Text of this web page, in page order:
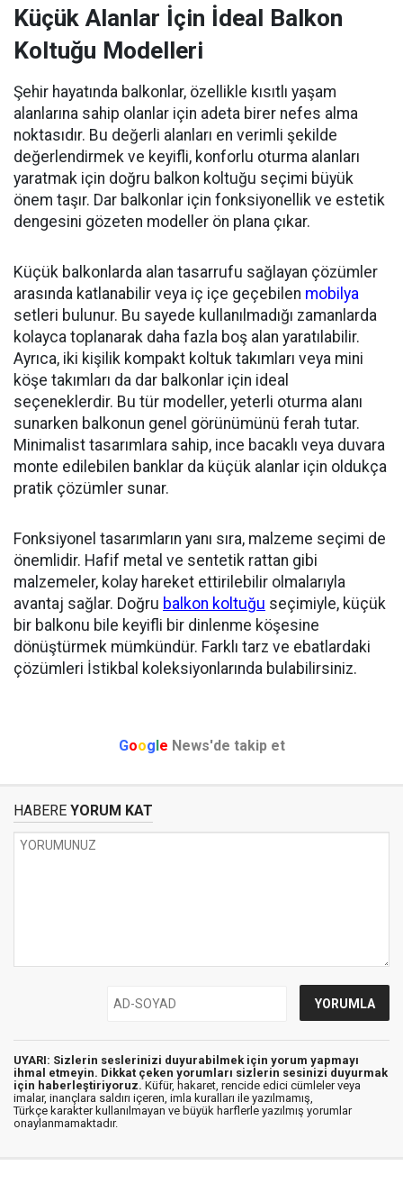
Küçük Alanlar İçin İdeal Balkon
Koltuğu Modelleri
Şehir hayatında balkonlar, özellikle kısıtlı yaşam
alanlarına sahip olanlar için adeta birer nefes alma
noktasıdır. Bu değerli alanları en verimli şekilde
değerlendirmek ve keyifli, konforlu oturma alanları
yaratmak için doğru balkon koltuğu seçimi büyük
önem taşır. Dar balkonlar için fonksiyonellik ve estetik
dengesini gözeten modeller ön plana çıkar.
Küçük balkonlarda alan tasarrufu sağlayan çözümler
arasında katlanabilir veya iç içe geçebilen mobilya
setleri bulunur. Bu sayede kullanılmadığı zamanlarda
kolayca toplanarak daha fazla boş alan yaratılabilir.
Ayrıca, iki kişilik kompakt koltuk takımları veya mini
köşe takımları da dar balkonlar için ideal
seçeneklerdir. Bu tür modeller, yeterli oturma alanı
sunarken balkonun genel görünümünü ferah tutar.
Minimalist tasarımlara sahip, ince bacaklı veya duvara
monte edilebilen banklar da küçük alanlar için oldukça
pratik çözümler sunar.
Fonksiyonel tasarımların yanı sıra, malzeme seçimi de
önemlidir. Hafif metal ve sentetik rattan gibi
malzemeler, kolay hareket ettirilebilir olmalarıyla
avantaj sağlar. Doğru balkon koltuğu seçimiyle, küçük
bir balkonu bile keyifli bir dinlenme köşesine
dönüştürmek mümkündür. Farklı tarz ve ebatlardaki
çözümleri İstikbal koleksiyonlarında bulabilirsiniz.
Google News'de takip et
HABERE YORUM KAT
UYARI: Sizlerin seslerinizi duyurabilmek için yorum yapmayı
ihmal etmeyin. Dikkat çeken yorumları sizlerin sesinizi duyurmak
için haberleştiriyoruz. Küfür, hakaret, rencide edici cümleler veya
imalar, inançlara saldırı içeren, imla kuralları ile yazılmamış,
Türkçe karakter kullanılmayan ve büyük harflerle yazılmış yorumlar
onaylanmamaktadır.